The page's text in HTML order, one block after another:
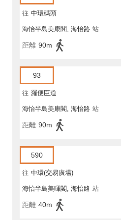
往 中環碼頭
海怡半島美康閣, 海怡路 站
距離 90m
93
往 羅便臣道
海怡半島美康閣, 海怡路 站
距離 90m
590
往 中環(交易廣場)
海怡半島美暉閣, 海怡路 站
距離 40m